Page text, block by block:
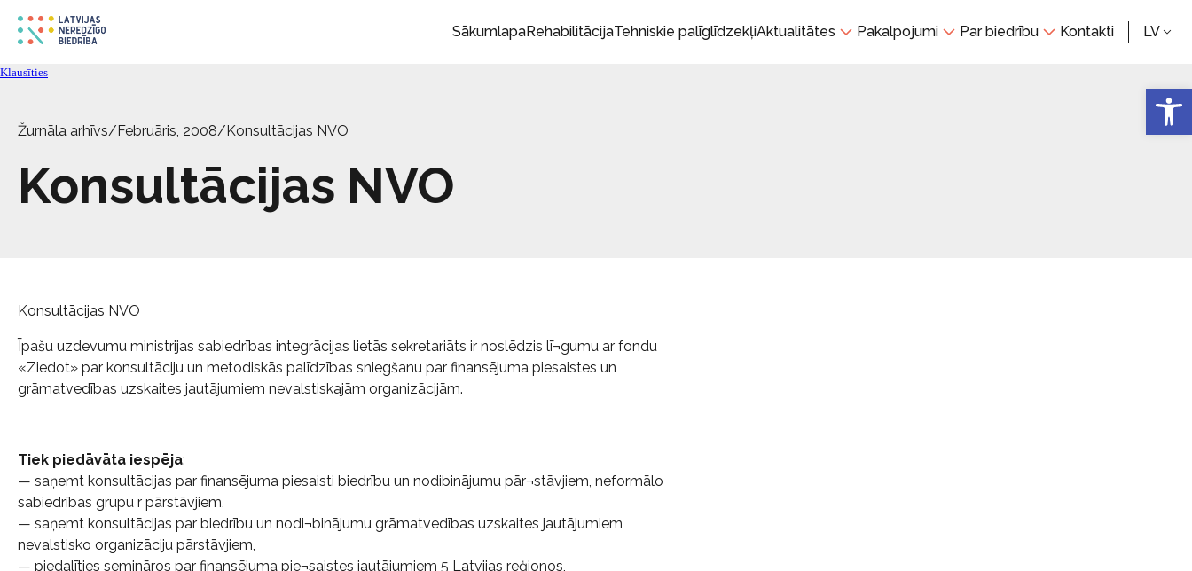
SākumlapaRehabilitācijaTehniskie palīglīdzekļiAktualitātes Pakalpojumi Par biedrību Kontakti LV
Klausīties
Žurnāla arhīvs/Februāris, 2008/Konsultācijas NVO
Konsultācijas NVO
Konsultācijas NVO
Īpašu uzdevumu ministrijas sabiedrības integrācijas lietās sekretariāts ir noslēdzis lī¬gumu ar fondu
«Ziedot» par konsultāciju un metodiskās palīdzības sniegšanu par finansējuma piesaistes un
grāmatvedības uzskaites jautājumiem nevalstiskajām organizācijām.
Tiek piedāvāta iespēja:
— saņemt konsultācijas par finansējuma piesaisti biedrību un nodibinājumu pār¬stāvjiem, neformālo
sabiedrības grupu r pārstāvjiem,
— saņemt konsultācijas par biedrību un nodi¬binājumu grāmatvedības uzskaites jautājumiem
nevalstisko organizāciju pārstāvjiem,
— piedalīties semināros par finansējuma pie¬saistes jautājumiem 5 Latvijas reģionos,